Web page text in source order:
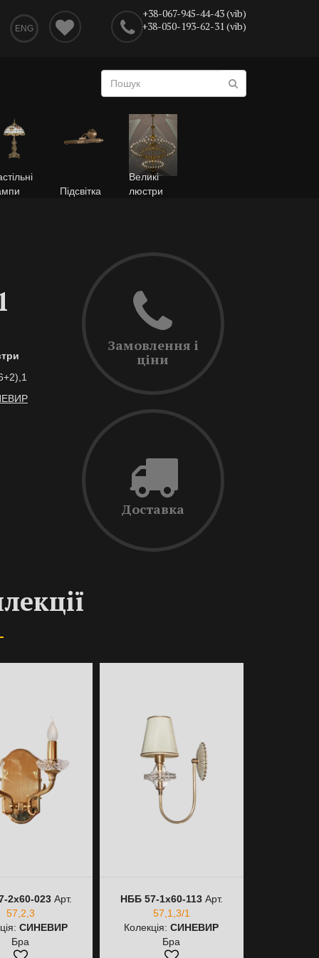
ENG
+38-067-945-44-43 (vib)
+38-050-193-62-31 (vib)
Підсвітка
Великі
люстри
Замовлення і
ціни
Доставка
2х60-023 Арт.
57,2,3
СИНЕВИР
Бра
НББ 57-1х60-113Арт.
57,1,3/1
Колекція: СИНЕВИР
Бра